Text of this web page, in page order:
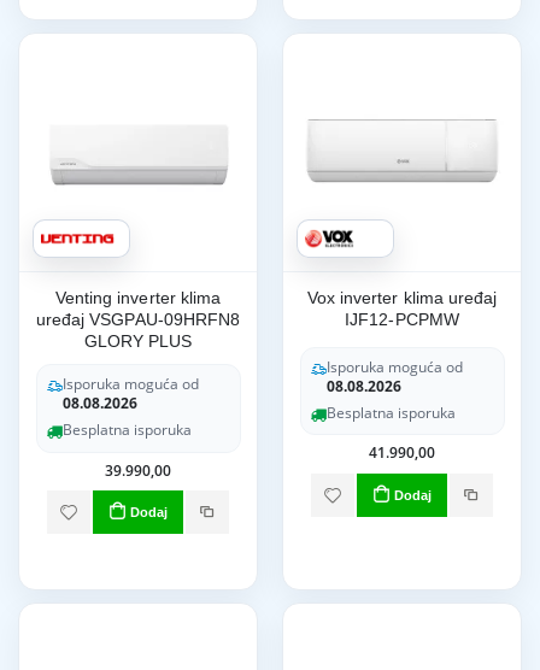
Venting inverter klima
uređaj VSGPAU-09HRFN8
GLORY PLUS
Isporuka moguća od
08.08.2026
Besplatna isporuka
39.990,00
Dodaj
Vox inverter klima uređaj
IJF12-PCPMW
Isporuka moguća od
08.08.2026
Besplatna isporuka
41.990,00
Dodaj